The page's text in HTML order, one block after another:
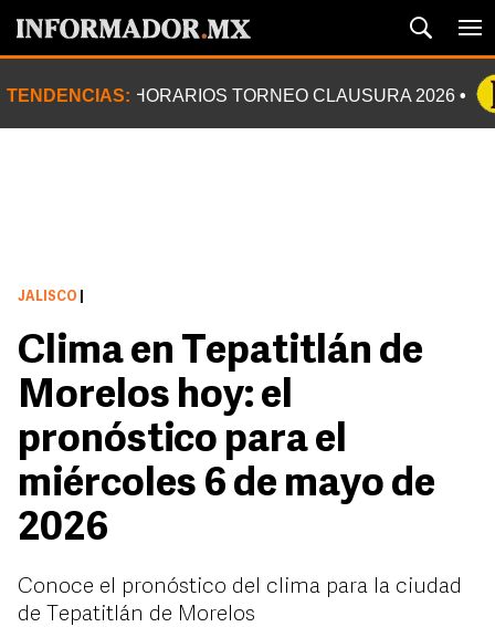
TENDENCIAS: HORARIOS TORNEO CLAUSURA 2026
JALISCO
Clima en Tepatitlán de
Morelos hoy: el
pronóstico para el
miércoles 6 de mayo de
2026
Conoce el pronóstico del clima para la ciudad
de Tepatitlán de Morelos